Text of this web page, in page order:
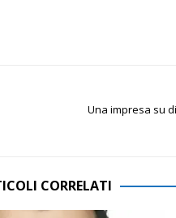
Una impresa su
CORRELATI